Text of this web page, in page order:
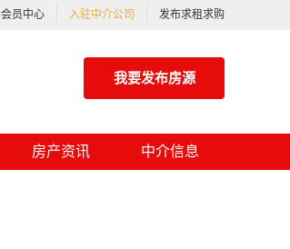
会员中心 入驻中介公司 发布求租求购
我要发布房源
房产资讯 中介信息